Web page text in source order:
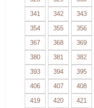
341
342 343
354
355 356
367
368 369
380
381 382
393
394 395
406
407 408
419
420 421